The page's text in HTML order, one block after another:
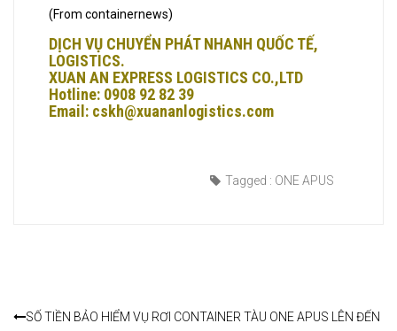
(From containernews)
DỊCH VỤ CHUYỂN PHÁT NHANH QUỐC TẾ,
LOGISTICS.
XUAN AN EXPRESS LOGISTICS CO.,LTD
Hotline: 0908 92 82 39
Email: cskh@xuananlogistics.com
Tagged : ONE APUS
SỐ TIỀN BẢO HIỂM VỤ RƠI CONTAINER TÀU ONE APUS LÊN ĐẾN